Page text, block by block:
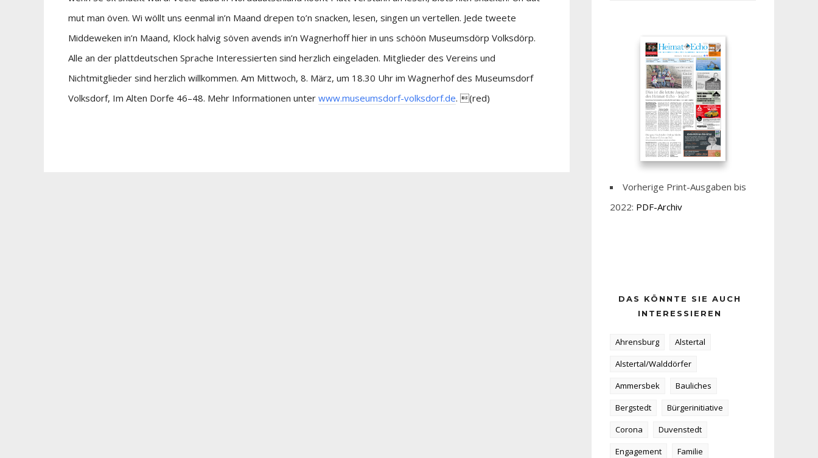
mut man öven. Wi wöllt uns eenmal in’n Maand drepen to’n snacken, lesen, singen un vertellen. Jede tweete
Middeweken in’n Maand, Klock halvig söven avends in’n Wagnerhoff hier in uns schöön Museumsdörp Volksdörp.
Alle an der plattdeutschen Sprache Interessierten sind herzlich eingeladen. Mitglieder des Vereins und
Nichtmitglieder sind herzlich willkommen. Am Mittwoch, 8. März, um 18.30 Uhr im Wagnerhof des Museumsdorf
Volksdorf, Im Alten Dorfe 46–48. Mehr Informationen unter www.museumsdorf-volksdorf.de. (red)
Vorherige Print-Ausgaben bis
2022: PDF-Archiv
DAS KÖNNTE SIE AUCH
INTERESSIEREN
Ahrensburg
Alstertal
Alstertal/Walddörfer
Ammersbek
Bauliches
Bergstedt
Bürgerinitiative
Corona
Duvenstedt
Engagement
Familie